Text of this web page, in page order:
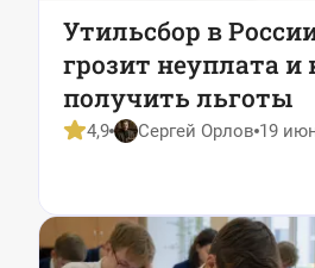
Утильсбор в
грозит неуплата
получить льготы
4,9 Сергей Орлов 19